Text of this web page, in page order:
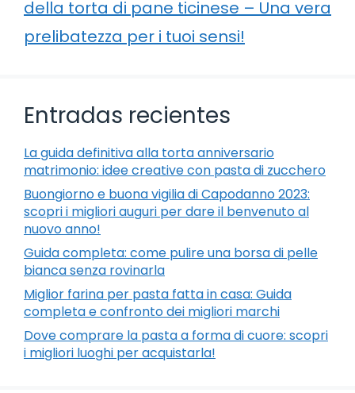
della torta di pane ticinese – Una vera
prelibatezza per i tuoi sensi!
Entradas recientes
La guida definitiva alla torta anniversario
matrimonio: idee creative con pasta di zucchero
Buongiorno e buona vigilia di Capodanno 2023:
scopri i migliori auguri per dare il benvenuto al
nuovo anno!
Guida completa: come pulire una borsa di pelle
bianca senza rovinarla
Miglior farina per pasta fatta in casa: Guida
completa e confronto dei migliori marchi
Dove comprare la pasta a forma di cuore: scopri
i migliori luoghi per acquistarla!